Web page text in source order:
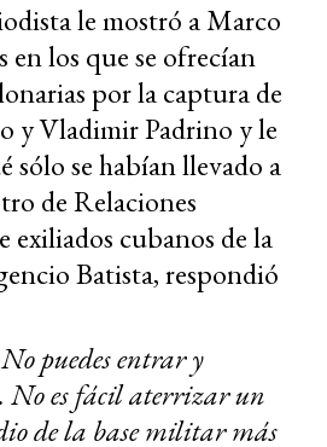
le mostró a Marco
los que se ofrecían
por la captura de
y Vladimir Padrino y le
se habían llevado a
de Relaciones
exiliados cubanos de la
Batista, respondió
puedes entrar y
No es fácil aterrizar un
de la base militar más